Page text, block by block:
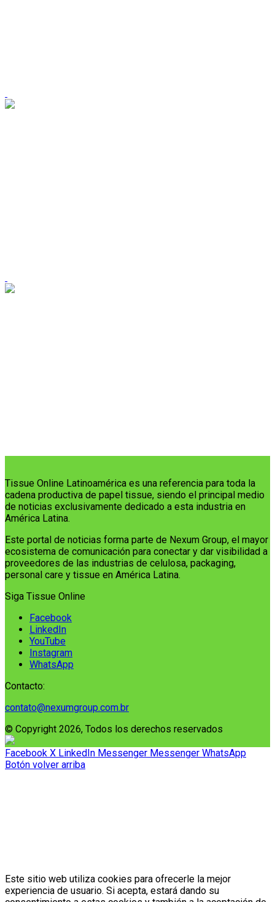
Tissue Online Latinoamérica es una referencia para toda la
cadena productiva de papel tissue, siendo el principal medio
de noticias exclusivamente dedicado a esta industria en
América Latina.
Este portal de noticias forma parte de Nexum Group, el mayor
ecosistema de comunicación para conectar y dar visibilidad a
proveedores de las industrias de celulosa, packaging,
personal care y tissue en América Latina.
Siga Tissue Online
Facebook
LinkedIn
YouTube
Instagram
WhatsApp
Contacto:
contato@nexumgroup.com.br
© Copyright 2026, Todos los derechos reservados
Facebook X LinkedIn Messenger Messenger WhatsApp
Botón volver arriba
Este sitio web utiliza cookies para ofrecerle la mejor
experiencia de usuario. Si acepta, estará dando su